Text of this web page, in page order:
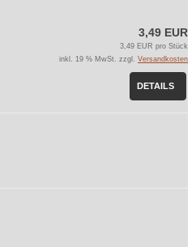
3,49 EUR
3,49 EUR pro Stück
inkl. 19 % MwSt. zzgl. Versandkosten
DETAILS